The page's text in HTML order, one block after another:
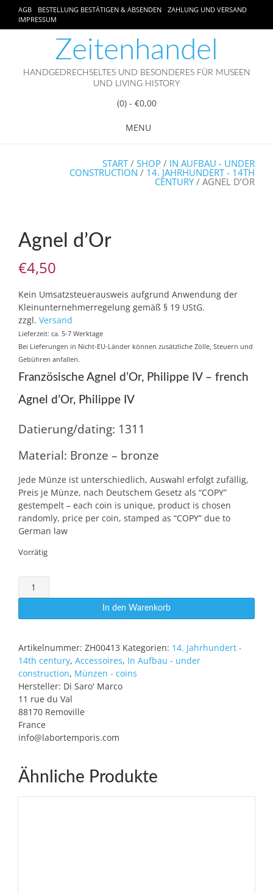
AGB BESTELLUNG BESTÄTIGEN & ABSENDEN
ZAHLUNG UND VERSAND
IMPRESSUM
Zeitenhandel
HANDGEDRECHSELTES UND BESONDERES FÜR MUSEEN
UND LIVING HISTORY
(0)- €0,00
MENU
START/ SHOP / IN AUFBAU - UNDER
CONSTRUCTION / 14. JAHRHUNDERT - 14TH
CENTURY/ AGNEL D’OR
Agnel d’Or
€4,50
Kein Umsatzsteuerausweis aufgrund Anwendung der
Kleinunternehmerregelung gemäß § 19 UStG.
zzgl. Versand
Lieferzeit: ca. 5-7 Werktage
Bei Lieferungen in Nicht-EU-Länder können zusätzliche Zölle, Steuern und
Gebühren anfallen.
Französische Agnel d’Or, Philippe IV – french
Agnel d’Or, Philippe IV
Datierung/dating: 1311
Material: Bronze – bronze
Jede Münze ist unterschiedlich, Auswahl erfolgt zufällig,
Preis je Münze, nach Deutschem Gesetz als “COPY”
gestempelt – each coin is unique, product is chosen
randomly, price per coin, stamped as “COPY” due to
German law
Vorrätig
Agnel
d'Or
In den Warenkorb
Artikelnummer: ZH00413 Kategorien: 14. Jahrhundert -
14th century, Accessoires, In Aufbau - under
construction, Münzen - coins
Hersteller: Di Saro' Marco
11 rue du Val
88170 Removille
France
info@labortemporis.com
Ähnliche Produkte